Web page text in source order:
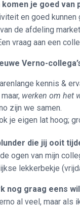
je goed van
en goed kunnen
de afdeling
vraag aan een
Verno-
kennis &
werken om het
zijn we samen.
je eigen lat hoog;
die jij ooit
ogen van mijn
lekkerbekje
nog graag eens
al veel, maar